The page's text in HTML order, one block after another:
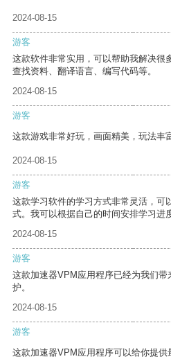
2024-08-15
游客
这款软件非常实用，可以帮助我解决很
查找资料、翻译语言、编写代码等。
2024-08-15
游客
这款游戏非常好玩，画面精美，玩法丰
2024-08-15
游客
这款学习软件的学习方式非常灵活，可
式。我可以根据自己的时间安排学习进
2024-08-15
游客
这款加速器VPM应用程序已经为我们
护。
2024-08-15
游客
这款加速器VPM应用程序可以给你提供